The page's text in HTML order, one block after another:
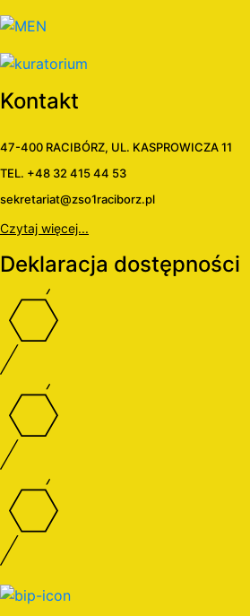
Kontakt
47-400 RACIBÓRZ, UL. KASPROWICZA 11
TEL. +48 32 415 44 53
sekretariat@zso1raciborz.pl
Czytaj więcej...
Deklaracja dostępności